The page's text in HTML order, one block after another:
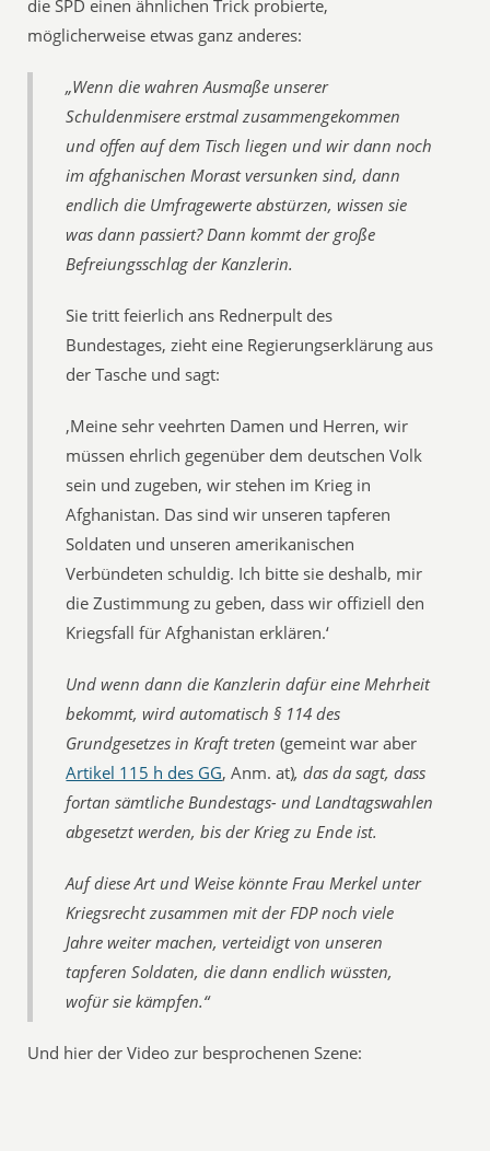
die SPD einen ähnlichen Trick probierte,
möglicherweise etwas ganz anderes:
„Wenn die wahren Ausmaße unserer
Schuldenmisere erstmal zusammengekommen
und offen auf dem Tisch liegen und wir dann noch
im afghanischen Morast versunken sind, dann
endlich die Umfragewerte abstürzen, wissen sie
was dann passiert? Dann kommt der große
Befreiungsschlag der Kanzlerin.
Sie tritt feierlich ans Rednerpult des
Bundestages, zieht eine Regierungserklärung aus
der Tasche und sagt:
‚Meine sehr veehrten Damen und Herren, wir
müssen ehrlich gegenüber dem deutschen Volk
sein und zugeben, wir stehen im Krieg in
Afghanistan. Das sind wir unseren tapferen
Soldaten und unseren amerikanischen
Verbündeten schuldig. Ich bitte sie deshalb, mir
die Zustimmung zu geben, dass wir offiziell den
Kriegsfall für Afghanistan erklären.‘
Und wenn dann die Kanzlerin dafür eine Mehrheit
bekommt, wird automatisch § 114 des
Grundgesetzes in Kraft treten (gemeint war aber
Artikel 115 h des GG, Anm. at), das da sagt, dass
fortan sämtliche Bundestags- und Landtagswahlen
abgesetzt werden, bis der Krieg zu Ende ist.
Auf diese Art und Weise könnte Frau Merkel unter
Kriegsrecht zusammen mit der FDP noch viele
Jahre weiter machen, verteidigt von unseren
tapferen Soldaten, die dann endlich wüssten,
wofür sie kämpfen.“
Und hier der Video zur besprochenen Szene: